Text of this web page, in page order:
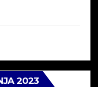
2023